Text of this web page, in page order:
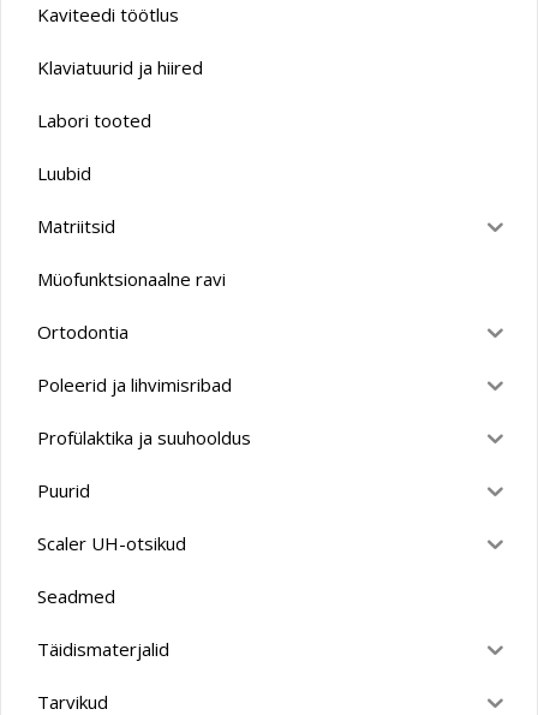
Kaviteedi töötlus
Klaviatuurid ja hiired
Labori tooted
Luubid
Matriitsid
Müofunktsionaalne ravi
Ortodontia
Poleerid ja lihvimisribad
Profülaktika ja suuhooldus
Puurid
Scaler UH-otsikud
Seadmed
Täidismaterjalid
Tarvikud